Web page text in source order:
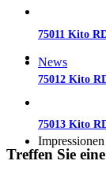
News
Impressionen
75011 Kito
75012 Kito
75013 Kito
Treffen Sie